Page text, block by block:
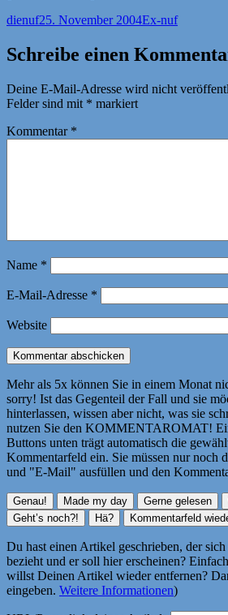
Autor
dienufVeröffentlicht
25. November 2004Kategorien
Ex-nuf
Schreibe einen
Deine E-Mail-Adresse wird nicht
Felder sind mit * markiert
Kommentar *
Name *
E-Mail-Adresse *
Website
Mehr als 5x können Sie in einem Monat
sorry! Ist das Gegenteil der Fall und sie
hinterlassen, wissen aber nicht, was sie
nutzen Sie den KOMMENTAROMAT!
Buttons unten trägt automatisch die
Kommentarfeld ein. Sie müssen nur noch
und "E-Mail" ausfüllen und den
Du hast einen Artikel geschrieben, der
bezieht und er soll hier erscheinen?
willst Deinen Artikel wieder entfernen?
eingeben. Weitere Informationen)